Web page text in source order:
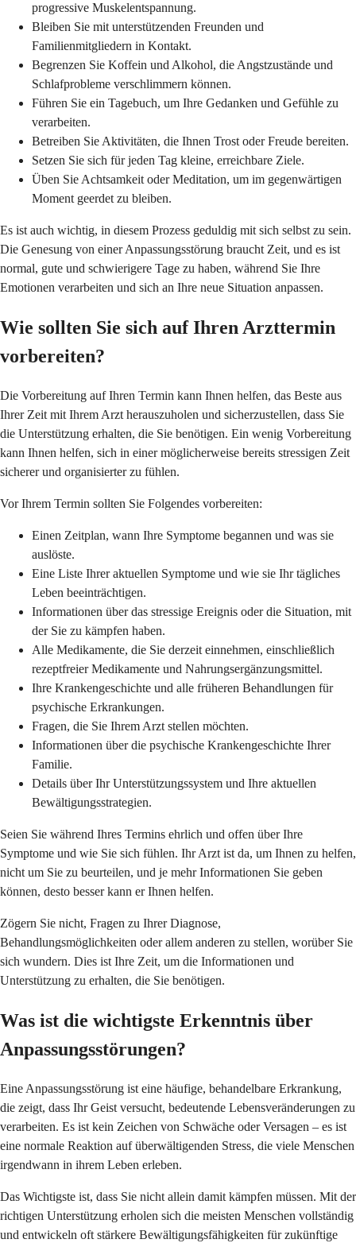
progressive Muskelentspannung.
Bleiben Sie mit unterstützenden Freunden und
Familienmitgliedern in Kontakt.
Begrenzen Sie Koffein und Alkohol, die Angstzustände und
Schlafprobleme verschlimmern können.
Führen Sie ein Tagebuch, um Ihre Gedanken und Gefühle zu
verarbeiten.
Betreiben Sie Aktivitäten, die Ihnen Trost oder Freude bereiten.
Setzen Sie sich für jeden Tag kleine, erreichbare Ziele.
Üben Sie Achtsamkeit oder Meditation, um im gegenwärtigen
Moment geerdet zu bleiben.
Es ist auch wichtig, in diesem Prozess geduldig mit sich selbst zu sein.
Die Genesung von einer Anpassungsstörung braucht Zeit, und es ist
normal, gute und schwierigere Tage zu haben, während Sie Ihre
Emotionen verarbeiten und sich an Ihre neue Situation anpassen.
Wie sollten Sie sich auf Ihren Arzttermin
vorbereiten?
Die Vorbereitung auf Ihren Termin kann Ihnen helfen, das Beste aus
Ihrer Zeit mit Ihrem Arzt herauszuholen und sicherzustellen, dass Sie
die Unterstützung erhalten, die Sie benötigen. Ein wenig Vorbereitung
kann Ihnen helfen, sich in einer möglicherweise bereits stressigen Zeit
sicherer und organisierter zu fühlen.
Vor Ihrem Termin sollten Sie Folgendes vorbereiten:
Einen Zeitplan, wann Ihre Symptome begannen und was sie
auslöste.
Eine Liste Ihrer aktuellen Symptome und wie sie Ihr tägliches
Leben beeinträchtigen.
Informationen über das stressige Ereignis oder die Situation, mit
der Sie zu kämpfen haben.
Alle Medikamente, die Sie derzeit einnehmen, einschließlich
rezeptfreier Medikamente und Nahrungsergänzungsmittel.
Ihre Krankengeschichte und alle früheren Behandlungen für
psychische Erkrankungen.
Fragen, die Sie Ihrem Arzt stellen möchten.
Informationen über die psychische Krankengeschichte Ihrer
Familie.
Details über Ihr Unterstützungssystem und Ihre aktuellen
Bewältigungsstrategien.
Seien Sie während Ihres Termins ehrlich und offen über Ihre
Symptome und wie Sie sich fühlen. Ihr Arzt ist da, um Ihnen zu helfen,
nicht um Sie zu beurteilen, und je mehr Informationen Sie geben
können, desto besser kann er Ihnen helfen.
Zögern Sie nicht, Fragen zu Ihrer Diagnose,
Behandlungsmöglichkeiten oder allem anderen zu stellen, worüber Sie
sich wundern. Dies ist Ihre Zeit, um die Informationen und
Unterstützung zu erhalten, die Sie benötigen.
Was ist die wichtigste Erkenntnis über
Anpassungsstörungen?
Eine Anpassungsstörung ist eine häufige, behandelbare Erkrankung,
die zeigt, dass Ihr Geist versucht, bedeutende Lebensveränderungen zu
verarbeiten. Es ist kein Zeichen von Schwäche oder Versagen – es ist
eine normale Reaktion auf überwältigenden Stress, die viele Menschen
irgendwann in ihrem Leben erleben.
Das Wichtigste ist, dass Sie nicht allein damit kämpfen müssen. Mit der
richtigen Unterstützung erholen sich die meisten Menschen vollständig
und entwickeln oft stärkere Bewältigungsfähigkeiten für zukünftige